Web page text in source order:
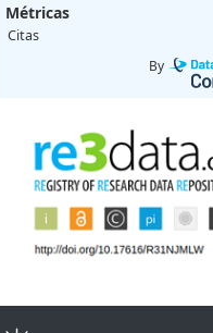
Métricas
Citas
By